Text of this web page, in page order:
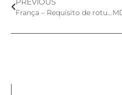
França – Requisito de rotulagem para produtos não enxaguados contendo Fenoxietanol revogado